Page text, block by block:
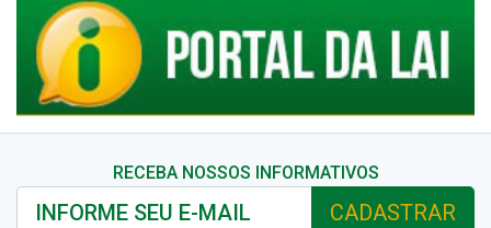
RECEBA NOSSOS INFORMATIVOS
CADASTRAR